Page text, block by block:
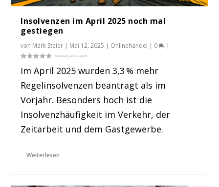
Weniger beantragte Regelinsolvenzen im
Januar 2022
Insolvenzen im April 2025 noch mal
gestiegen
von Mark Steier | Mai 12, 2025 | Onlinehandel | 0 |
Im April 2025 wurden 3,3 % mehr
Regelinsolvenzen beantragt als im
Vorjahr. Besonders hoch ist die
Insolvenzhäufigkeit im Verkehr, der
Zeitarbeit und dem Gastgewerbe.
Weiterlesen